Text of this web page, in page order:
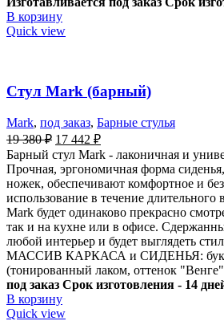
В корзину
Quick view
Стул Mark (барный)
Mark, под заказ, Барные стулья
19 380₽ 17 442 ₽
Барный стул Mark - лаконичная и
Прочная, эргономичная форма
ножек, обеспечивают комфортное и
использование в течение
Mark будет одинаково прекрасно
так и на кухне или в офисе.
любой интерьер и будет выглядеть
МАССИВ КАРКАСА и СИДЕНЬЯ: бук
(тонированный лаком, оттенок
под заказ Срок изготовления - 14
В корзину
Quick view